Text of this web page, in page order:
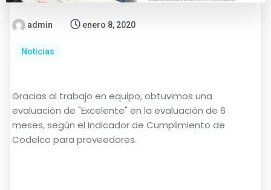
admin enero 8, 2020
Noticias
Gracias al trabajo en equipo, obtuvimos una
evaluación de "Excelente" en la evaluación de 6
meses, según el Indicador de Cumplimiento de
Codelco para proveedores.